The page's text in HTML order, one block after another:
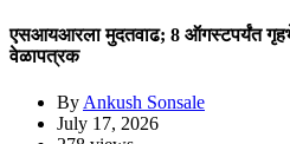
एसआयआरला मुदतवाढ; 8 ऑगस्टपर्यंत
वेळापत्रक
By Ankush Sonsale
July 17, 2026